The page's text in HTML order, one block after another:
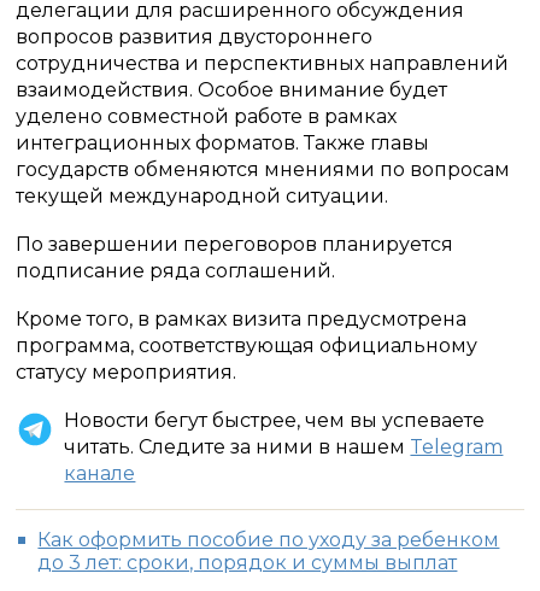
делегации для расширенного обсуждения
вопросов развития двустороннего
сотрудничества и перспективных направлений
взаимодействия. Особое внимание будет
уделено совместной работе в рамках
интеграционных форматов. Также главы
государств обменяются мнениями по вопросам
текущей международной ситуации.
По завершении переговоров планируется
подписание ряда соглашений.
Кроме того, в рамках визита предусмотрена
программа, соответствующая официальному
статусу мероприятия.
Новости бегут быстрее, чем вы успеваете
читать. Следите за ними в нашем Telegram
канале
Как оформить пособие по уходу за ребенком
до 3 лет: сроки, порядок и суммы выплат